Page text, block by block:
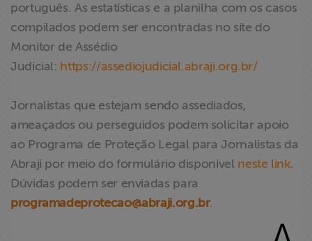
português. As estatísticas e a planilha com os casos
compilados podem ser encontradas no site do
Monitor de Assédio
Judicial: https://assediojudicial.abraji.org.br/
Jornalistas que estejam sendo assediados,
ameaçados ou perseguidos podem solicitar apoio
ao Programa de Proteção Legal para Jornalistas da
Abraji por meio do formulário disponível neste link.
Dúvidas podem ser enviadas para
programadeprotecao@abraji.org.br.